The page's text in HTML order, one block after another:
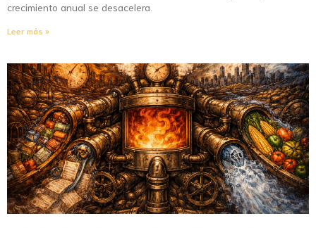
crecimiento anual se desacelera.
Leer más »